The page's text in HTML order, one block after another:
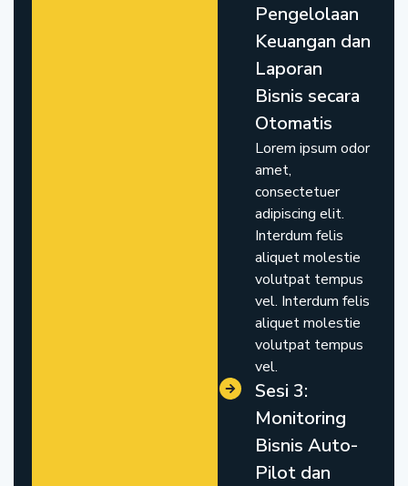
Pengelolaan
Keuangan dan
Laporan
Bisnis secara
Otomatis
Lorem ipsum odor
amet,
consectetuer
adipiscing elit.
Interdum felis
aliquet molestie
volutpat tempus
vel. Interdum felis
aliquet molestie
volutpat tempus
vel.
Sesi 3:
Monitoring
Bisnis Auto-
Pilot dan